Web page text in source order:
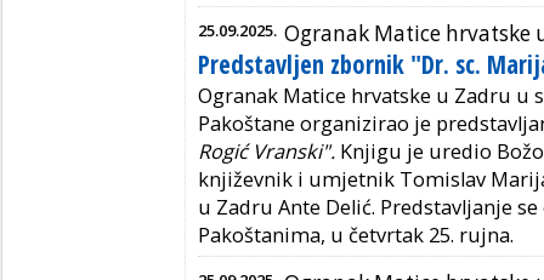
25.09.2025. Ogranak Matice hrvatske
Predstavljen zbornik "Dr. sc.
Ogranak Matice hrvatske u Zadru u
Pakoštane organizirao je
Rogić Vranski". Knjigu je uredio
književnik i umjetnik Tomislav
u Zadru Ante Delić. Predstavljanje
Pakoštanima, u četvrtak 25. rujna.